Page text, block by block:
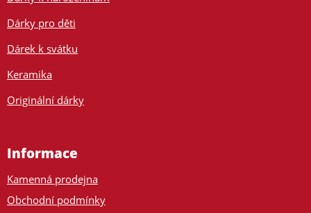
Dárky pro děti
Dárek k svátku
Keramika
Originální dárky
Informace
Kamenná prodejna
Obchodní podmínky